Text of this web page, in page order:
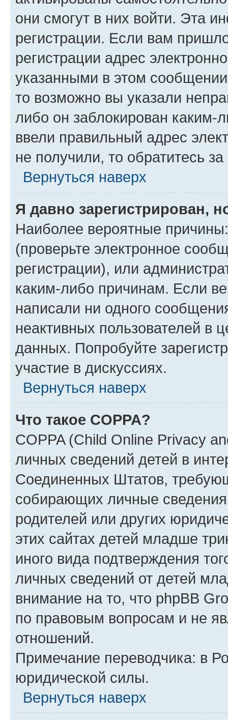
они смогут в них войти. Эта
регистрации. Если вам
регистрации адрес
указанными в этом
то возможно вы указали
либо он заблокирован
ввели правильный адрес
не получили, то обратитесь
Вернуться наверх
Я давно зарегистрирован,
Наиболее вероятные
(проверьте электронное
регистрации), или
каким-либо причинам. Если
написали ни одного
неактивных пользователей в
данных. Попробуйте
участие в дискуссиях.
Вернуться наверх
Что такое COPPA?
COPPA (Child Online Privacy
личных сведений детей в
Соединенных Штатов,
собирающих личные
родителей или других
этих сайтах детей младше
иного вида подтверждения
личных сведений от детей
внимание на то, что phpBB
по правовым вопросам и не
отношений.
Примечание переводчика: в
юридической силы.
Вернуться наверх